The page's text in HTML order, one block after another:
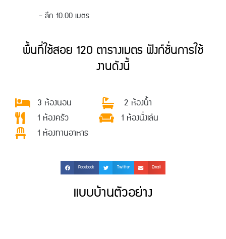
– ลึก 10.00 เมตร
พื้นที่ใช้สอย 120 ตารางเมตร ฟังก์ชั่นการใช้
งานดังนี้
3 ห้องนอน
2 ห้องน้ำ
1 ห้องครัว
1 ห้องนั่งเล่น
1 ห้องทานอาหาร
Facebook Twitter Email
แบบบ้านตัวอย่าง